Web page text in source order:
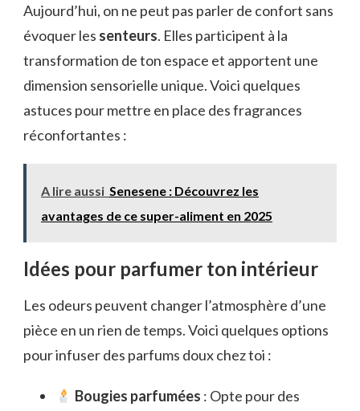
Aujourd’hui, on ne peut pas parler de confort sans
évoquer les senteurs. Elles participent à la
transformation de ton espace et apportent une
dimension sensorielle unique. Voici quelques
astuces pour mettre en place des fragrances
réconfortantes :
A lire aussi Senesene : Découvrez les
avantages de ce super-aliment en 2025
Idées pour parfumer ton intérieur
Les odeurs peuvent changer l’atmosphère d’une
pièce en un rien de temps. Voici quelques options
pour infuser des parfums doux chez toi :
Bougies parfumées : Opte pour des